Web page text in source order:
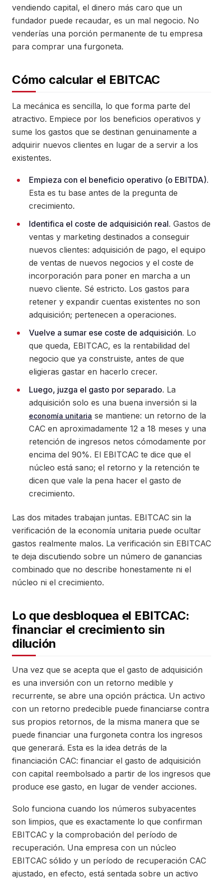
vendiendo capital, el dinero más caro que un
fundador puede recaudar, es un mal negocio. No
venderías una porción permanente de tu empresa
para comprar una furgoneta.
Cómo calcular el EBITCAC
La mecánica es sencilla, lo que forma parte del
atractivo. Empiece por los beneficios operativos y
sume los gastos que se destinan genuinamente a
adquirir nuevos clientes en lugar de a servir a los
existentes.
Empieza con el beneficio operativo (o EBITDA).
Esta es tu base antes de la pregunta de
crecimiento.
Identifica el coste de adquisición real. Gastos de
ventas y marketing destinados a conseguir
nuevos clientes: adquisición de pago, el equipo
de ventas de nuevos negocios y el coste de
incorporación para poner en marcha a un
nuevo cliente. Sé estricto. Los gastos para
retener y expandir cuentas existentes no son
adquisición; pertenecen a operaciones.
Vuelve a sumar ese coste de adquisición. Lo
que queda, EBITCAC, es la rentabilidad del
negocio que ya construiste, antes de que
eligieras gastar en hacerlo crecer.
Luego, juzga el gasto por separado. La
adquisición solo es una buena inversión si la
economía unitaria se mantiene: un retorno de la
CAC en aproximadamente 12 a 18 meses y una
retención de ingresos netos cómodamente por
encima del 90%. El EBITCAC te dice que el
núcleo está sano; el retorno y la retención te
dicen que vale la pena hacer el gasto de
crecimiento.
Las dos mitades trabajan juntas. EBITCAC sin la
verificación de la economía unitaria puede ocultar
gastos realmente malos. La verificación sin EBITCAC
te deja discutiendo sobre un número de ganancias
combinado que no describe honestamente ni el
núcleo ni el crecimiento.
Lo que desbloquea el EBITCAC:
financiar el crecimiento sin
dilución
Una vez que se acepta que el gasto de adquisición
es una inversión con un retorno medible y
recurrente, se abre una opción práctica. Un activo
con un retorno predecible puede financiarse contra
sus propios retornos, de la misma manera que se
puede financiar una furgoneta contra los ingresos
que generará. Esta es la idea detrás de la
financiación CAC: financiar el gasto de adquisición
con capital reembolsado a partir de los ingresos que
produce ese gasto, en lugar de vender acciones.
Solo funciona cuando los números subyacentes
son limpios, que es exactamente lo que confirman
EBITCAC y la comprobación del período de
recuperación. Una empresa con un núcleo
EBITCAC sólido y un período de recuperación CAC
ajustado, en efecto, está sentada sobre un activo